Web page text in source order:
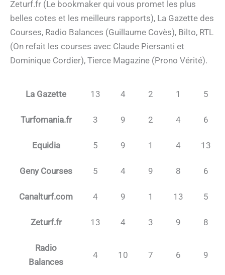
Zeturf.fr (Le bookmaker qui vous promet les plus
belles cotes et les meilleurs rapports), La Gazette des
Courses, Radio Balances (Guillaume Covès), Bilto, RTL
(On refait les courses avec Claude Piersanti et
Dominique Cordier), Tierce Magazine (Prono Vérité).
La Gazette 13 4 2 1 5
Turfomania.fr 3 9 2 4 6
Equidia 5 9 1 4 13
Geny Courses 5 4 9 8 6
Canalturf.com 4 9 1 13 5
Zeturf.fr 13 4 3 9 8
Radio
Balances
4 10 7 6 9